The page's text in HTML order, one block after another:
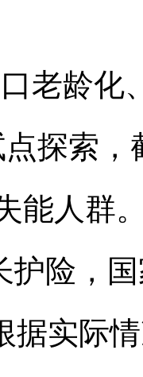
老龄化
探索，
能人群
护险，
据实际